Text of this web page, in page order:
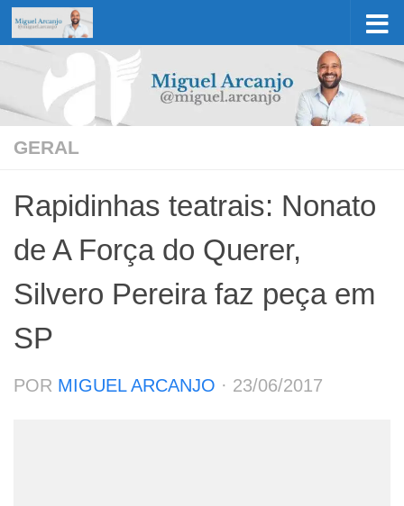
Skip to content
GERAL
Rapidinhas teatrais: Nonato
de A Força do Querer,
Silvero Pereira faz peça em
SP
POR MIGUEL ARCANJO · 23/06/2017